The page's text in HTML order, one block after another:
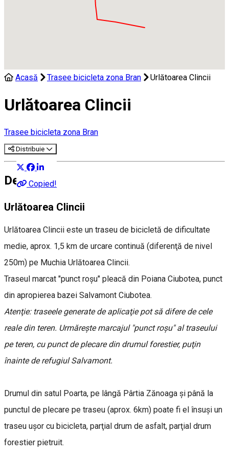
Acasă Trasee bicicleta zona Bran Urlătoarea Clincii
Urlătoarea Clincii
Trasee bicicleta zona Bran
Distribuie
Copied!
Despre
Urlătoarea Clincii
Urlătoarea Clincii este un traseu de bicicletă de dificultate
medie, aprox. 1,5 km de urcare continuă (diferenţă de nivel
250m) pe Muchia Urlătoarea Clincii.
Traseul marcat "punct roşu" pleacă din Poiana Ciubotea, punct
din apropierea bazei Salvamont Ciubotea.
Atenţie: traseele generate de aplicaţie pot să difere de cele
reale din teren. Urmăreşte marcajul "punct roşu" al traseului
pe teren, cu punct de plecare din drumul forestier, puţin
înainte de refugiul Salvamont.
Drumul din satul Poarta, pe lângă Pârtia Zănoaga şi până la
punctul de plecare pe traseu (aprox. 6km) poate fi el însuşi un
traseu uşor cu bicicleta, parţial drum de asfalt, parţial drum
forestier pietruit.